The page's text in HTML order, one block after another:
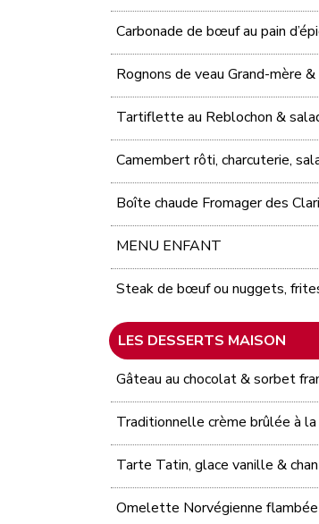
Carbonade de bœuf au pain
Rognons de veau Grand-mère
Tartiflette au Reblochon &
Camembert rôti, charcuterie,
Boîte chaude Fromager des
MENU ENFANT
Steak de bœuf ou nuggets,
LES DESSERTS MAISON
Gâteau au chocolat & sorbet
Traditionnelle crème brûlée à
Tarte Tatin, glace vanille &
Omelette Norvégienne flambée